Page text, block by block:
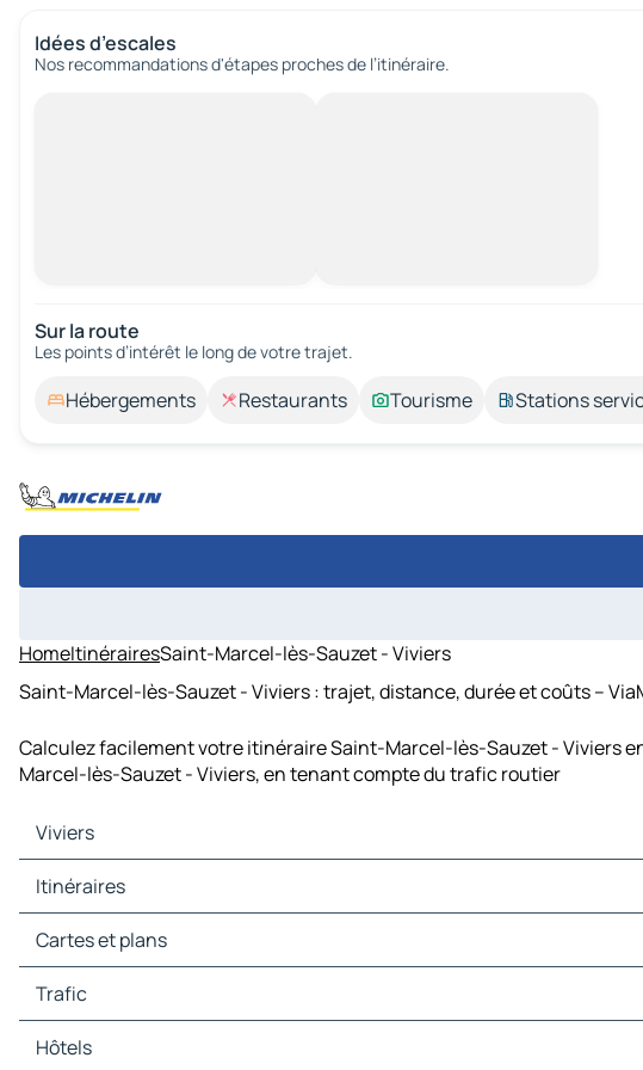
Idées d’escales
Nos recommandations d'étapes proches de l’itinéraire.
Sur la route
Les points d’intérêt le long de votre trajet.
Hébergements Restaurants Tourisme Stations
HomeItinérairesSaint-Marcel-lès-Sauzet - Viviers
Saint-Marcel-lès-Sauzet - Viviers : trajet, distance, durée et coûts –
Calculez facilement votre itinéraire Saint-Marcel-lès-Sauzet - Viviers
Marcel-lès-Sauzet - Viviers, en tenant compte du trafic routier
Viviers
Viviers Cartes et plans
Viviers Trafic
Viviers Hôtels
Viviers Restaurants
Viviers Stations-service
Itinéraires
Itinéraires Viviers - Privas
Itinéraires Viviers - Saint-Remèze
Itinéraires Viviers - Vallon-Pont-d'Arc
Itinéraires Viviers - Orgnac-l'Aven
Itinéraires Viviers - Orange
Itinéraires Viviers - Montélimar
Cartes et plans
Cartes et plans Privas
Cartes et plans Saint-Remèze
Cartes et plans Vallon-Pont-d'Arc
Cartes et plans Orgnac-l'Aven
Trafic
Trafic Privas
Trafic Saint-Remèze
Hôtels